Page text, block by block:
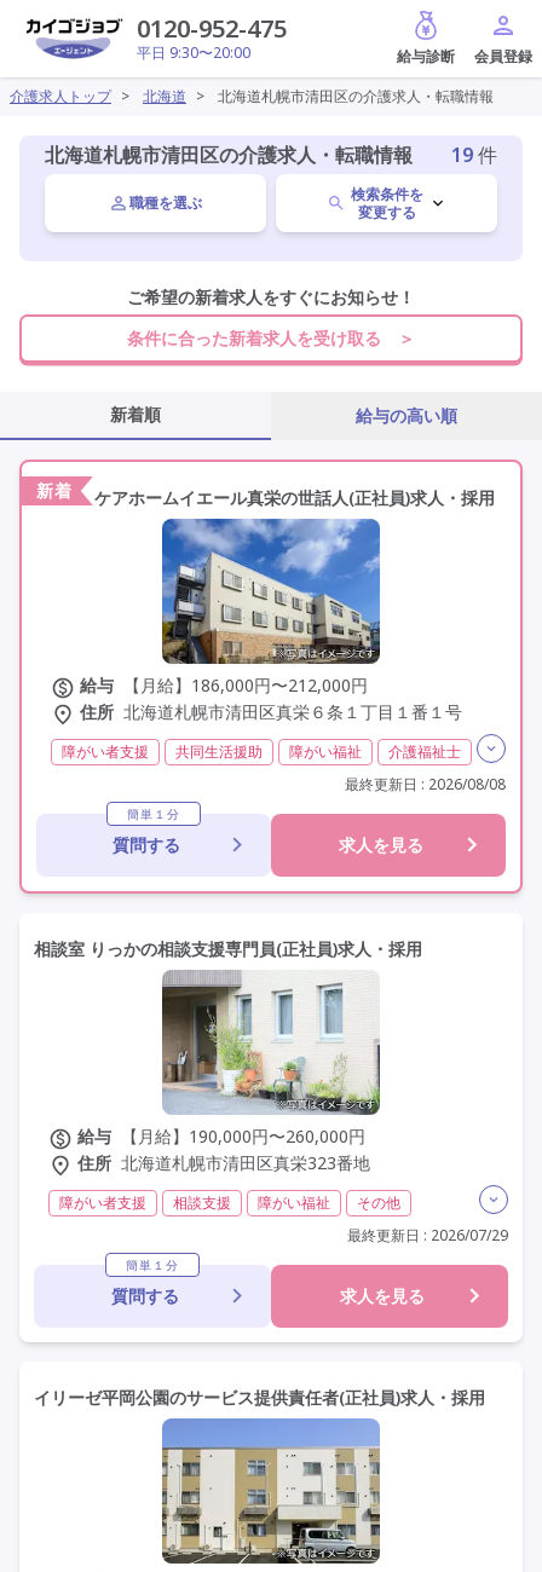
0120-952-475
平日 9:30〜20:00
給与診断
介護求人トップ > 北海道 > 北海道札幌市清田区の介護求人・転職情報
北海道札幌市清田区の介護求人・転職情報 19件
職種を選ぶ
検索条件を
変更する
北海道 変更
施設形態を選ぶ
その他の条件を選ぶ
ご希望の新着求人をすぐにお知らせ！
条件に合った新着求人を受け取る ＞
新着順 給与の高い順
新着 ケアホームイエール真栄の世話人(正社員)求人・採用
給与
【月給】186,000円〜212,000円
住所 北海道札幌市清田区真栄６条１丁目１番１号
障がい者支援 共同生活援助 障がい福祉
介護福祉士
初任者研修(ヘルパー2級)
夜勤専従 残業月20時間以内
残業ほぼなし
社会保険完備 交通費支給
年間休日110日以上
定年60歳以上
車通勤可
最終更新日 : 2026/08/08
簡単１分
質問する 求人を見る
相談室 りっかの相談支援専門員(正社員)求人・採用
給与
【月給】190,000円〜260,000円
住所 北海道札幌市清田区真栄323番地
障がい者支援 相談支援 障がい福祉
その他
社会保険完備
交通費支給
年間休日110日以上
学歴不問
定年60歳以上
車通勤可
最終更新日 : 2026/07/29
簡単１分
質問する 求人を見る
イリーゼ平岡公園のサービス提供責任者(正社員)求人・採用